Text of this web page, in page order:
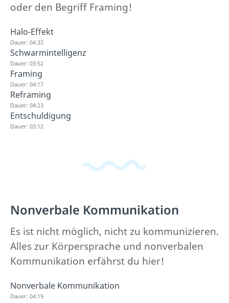
oder den Begriff Framing!
Halo-Effekt
Dauer: 04:33
Schwarmintelligenz
Dauer: 03:52
Framing
Dauer: 04:17
Reframing
Dauer: 04:23
Entschuldigung
Dauer: 03:12
Nonverbale Kommunikation
Es ist nicht möglich, nicht zu kommunizieren.
Alles zur Körpersprache und nonverbalen
Kommunikation erfährst du hier!
Nonverbale Kommunikation
Dauer: 04:19